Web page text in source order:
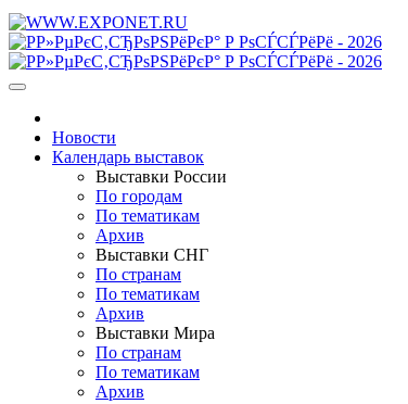
Новости
Календарь выставок
Выставки России
По городам
По тематикам
Архив
Выставки СНГ
По странам
По тематикам
Архив
Выставки Мира
По странам
По тематикам
Архив